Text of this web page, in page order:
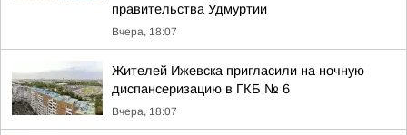
правительства Удмуртии
Вчера, 18:07
Жителей Ижевска пригласили на ночную
диспансеризацию в ГКБ № 6
Вчера, 18:07